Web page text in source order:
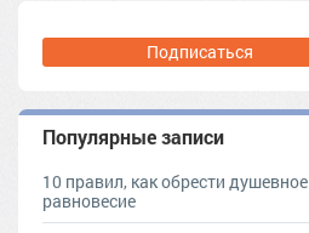
Подписаться
Популярные записи
10 правил, как обрести душевное
равновесие